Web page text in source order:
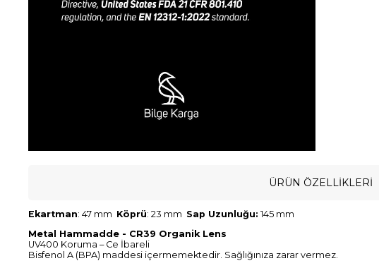
ÜRÜN ÖZELLIKLERI
Ekartman: 47 mm Köprü: 23 mm Sap Uzunluğu: 145 mm
Metal Hammadde - CR39 Organik Lens
UV400 Koruma – Ce İbareli
Bisfenol A (BPA) maddesi içermemektedir. Sağlığınıza zarar vermez.